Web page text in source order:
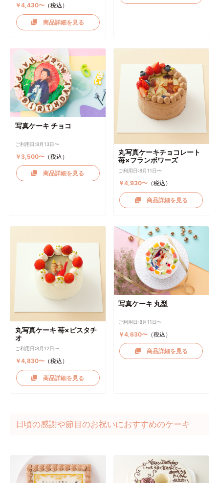
￥4,430〜（税込）
商品詳細を見る
写真ケーキ チョコ
ご利用日:8月13日〜
￥3,500〜（税込）
商品詳細を見る
丸写真ケーキチョコレート
苺×フランボワーズ
ご利用日:8月11日〜
￥4,930〜 （税込）
商品詳細を見る
丸写真ケーキ 苺×ピスタチ
オ
ご利用日:8月12日〜
￥4,830〜（税込）
商品詳細を見る
写真ケーキ 丸型
ご利用日:8月11日〜
￥4,630〜 （税込）
商品詳細を見る
日頃の感謝や節目のお祝いにおすすめのケーキ